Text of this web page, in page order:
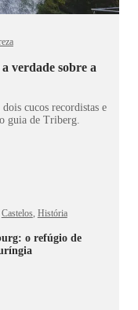
verdade sobre a
dois cucos recordistas e
guia de Triberg.
Castelos, História
o refúgio de